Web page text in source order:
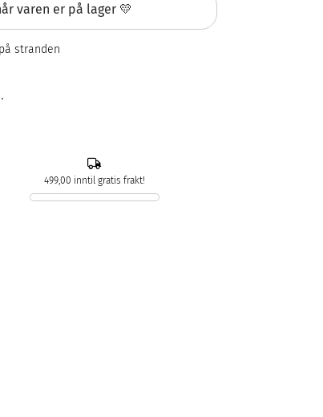
varen er på lager 💛
stranden
499,00 inntil gratis frakt!